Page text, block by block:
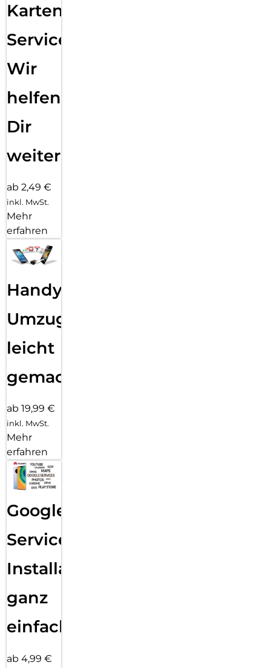
Karten
Service:
Wir
helfen
Dir
weiter
ab 2,49 €
inkl. MwSt.
Mehr
erfahren
Handy
Umzug
leicht
gemacht!
ab 19,99 €
inkl. MwSt.
Mehr
erfahren
Google
Services
Installation
ganz
einfach
ab 4,99 €